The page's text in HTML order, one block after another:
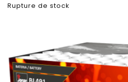
Rupture de stock